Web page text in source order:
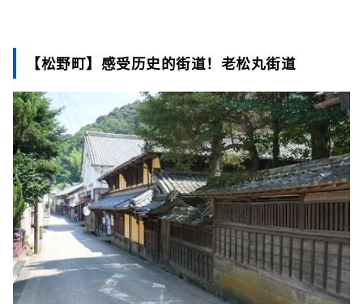
【松野町】感受历史的街道！老松丸街道